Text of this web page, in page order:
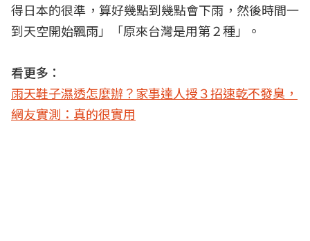
得日本的很準，算好幾點到幾點會下雨，然後時間一
到天空開始飄雨」「原來台灣是用第２種」。
看更多：
雨天鞋子濕透怎麼辦？家事達人授３招速乾不發臭，
網友實測：真的很實用